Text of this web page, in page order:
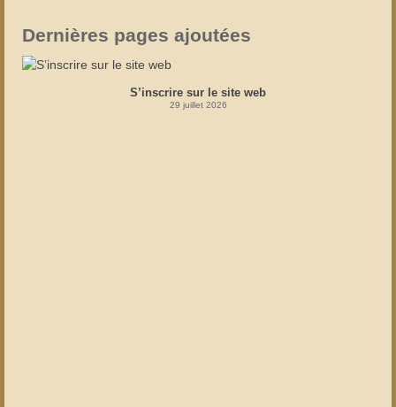
Dernières pages ajoutées
S’inscrire sur le site web
29 juillet 2026